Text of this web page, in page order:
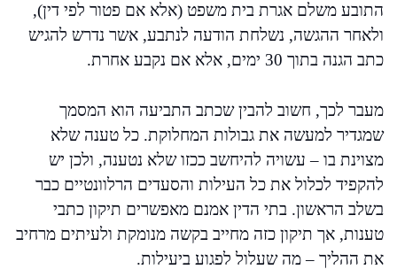
התובע משלם אגרת בית משפט (אלא אם פטור לפי דין),
ולאחר ההגשה, נשלחת הודעה לנתבע, אשר נדרש להגיש
כתב הגנה בתוך 30 ימים, אלא אם נקבע אחרת.
מעבר לכך, חשוב להבין שכתב התביעה הוא המסמך
שמגדיר למעשה את גבולות המחלוקת. כל טענה שלא
מצוינת בו – עשויה להיחשב ככזו שלא נטענה, ולכן יש
להקפיד לכלול את כל העילות והסעדים הרלוונטיים כבר
בשלב הראשון. בתי הדין אמנם מאפשרים תיקון כתבי
טענות, אך תיקון כזה מחייב בקשה מנומקת ולעיתים מרחיב
את ההליך – מה שעלול לפגוע ביעילות.